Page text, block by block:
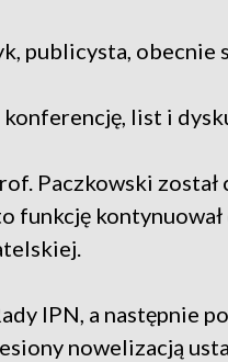
publicysta, obecnie
list i
Paczkowski został
funkcję
IPN, a następnie
nowelizacją